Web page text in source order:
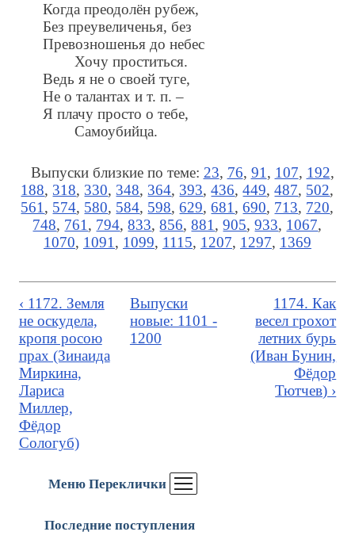
Меню Переклички
Последние поступления
Когда преодолён рубеж,
Без преувеличенья, без
Превозношенья до небес
Хочу проститься.
Ведь я не о своей туге,
Не о талантах и т. п. –
Я плачу просто о тебе,
Самоубийца.
Выпуски близкие по теме: 23, 76, 91, 107, 192,
188, 318, 330, 348, 364, 393,436,449,487, 502,
561, 574, 580, 584, 598,629,681,690, 713, 720,
748, 761, 794,833,856,881,905,933, 1067,
1070, 1091, 1099, 1115, 1207, 1297, 1369
‹ 1172. Земля
не оскудела,
кропя росою
прах (Зинаида
Миркина,
Лариса
Миллер,
Фёдор
Сологуб)
Выпуски
новые: 1101 -
1200
1174. Как
весел грохот
летних бурь
(Иван Бунин,
Фёдор
Тютчев) ›